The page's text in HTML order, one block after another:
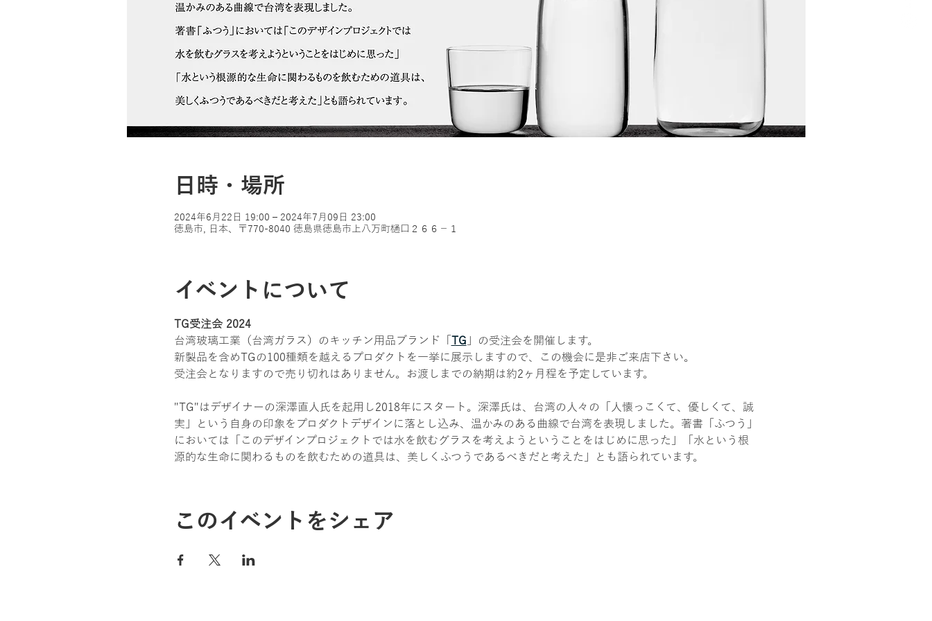
日時・場所
2024年6月22日 19:00 – 2024年7月09日 23:00
徳島市, 日本、〒770-8040 徳島県徳島市上八万町樋口２６６−１
イベントについて
TG受注会 2024
台湾玻璃工業（台湾ガラス）のキッチン用品ブランド「 TG 」の受注会を開催します。
新製品を含めTGの100種類を越えるプロダクトを一挙に展示しますので、この機会に是非ご来店下さい。
受注会となりますので売り切れはありません。お渡しまでの納期は約2ヶ月程を予定しています。
"TG"はデザイナーの深澤直人氏を起用し2018年にスタート。深澤氏は、台湾の人々の「人懐っこくて、優しくて、誠
実」という自身の印象をプロダクトデザインに落とし込み、温かみのある曲線で台湾を表現しました。著書「ふつう」
においては「このデザインプロジェクトでは水を飲むグラスを考えようということをはじめに思った」「水という根
源的な生命に関わるものを飲むための道具は、美しくふつうであるべきだと考えた」とも語られています。
このイベントをシェア